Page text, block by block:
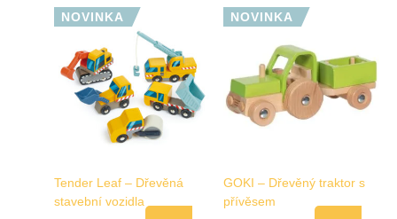
NOVINKA
Tender Leaf – Dřevěná
stavební vozidla
NOVINKA
GOKI – Dřevěný traktor s
přívěsem